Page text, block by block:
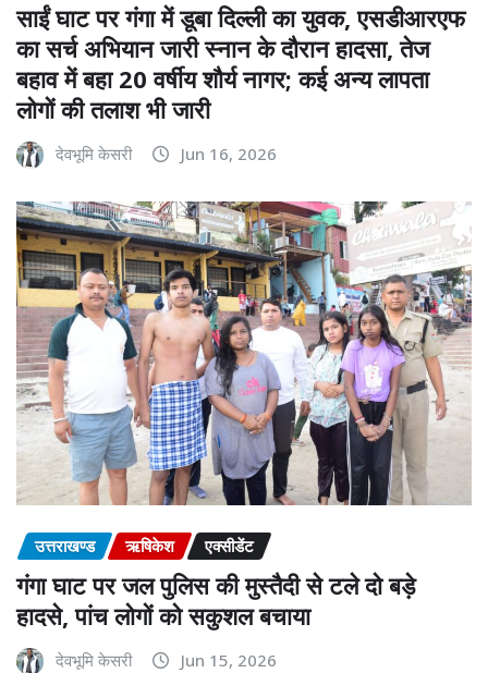
साईं घाट पर गंगा में डूबा दिल्ली का युवक, एसडीआरएफ
का सर्च अभियान जारी स्नान के दौरान हादसा, तेज
बहाव में बहा 20 वर्षीय शौर्य नागर; कई अन्य लापता
लोगों की तलाश भी जारी
देवभूमि केसरी Jun 16, 2026
उत्तराखण्ड ऋषिकेश एक्सीडेंट
गंगा घाट पर जल पुलिस की मुस्तैदी से टले दो बड़े
हादसे, पांच लोगों को सकुशल बचाया
देवभूमि केसरी Jun 15, 2026